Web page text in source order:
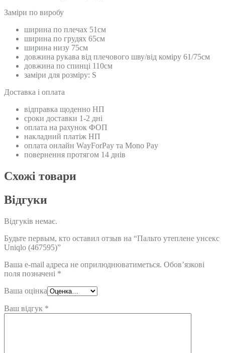
Замiри по виробу
ширина по плечах 51см
ширина по грудях 65см
ширина низу 75см
довжина рукава від плечового шву/від коміру 61/75см
довжина по спинці 110см
заміри для розміру: S
Доставка і оплата
відправка щоденно НП
сроки доставки 1-2 дні
оплата на рахунок ФОП
накладний платіж НП
оплата онлайн WayForPay та Mono Pay
повернення протягом 14 днів
Схожi товари
Відгуки
Відгуків немає.
Будьте первым, кто оставил отзыв на “Пальто утеплене унсекс
Uniqlo (467595)”
Ваша e-mail адреса не оприлюднюватиметься. Обов’язкові
поля позначені *
Ваша оцінка
Ваш відгук *